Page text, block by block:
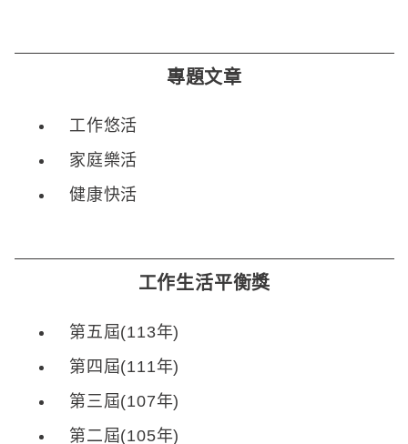
專題文章
工作悠活
家庭樂活
健康快活
工作生活平衡獎
第五屆(113年)
第四屆(111年)
第三屆(107年)
第二屆(105年)